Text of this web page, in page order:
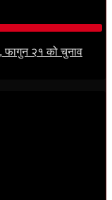
फागुन २१ को चुनाव